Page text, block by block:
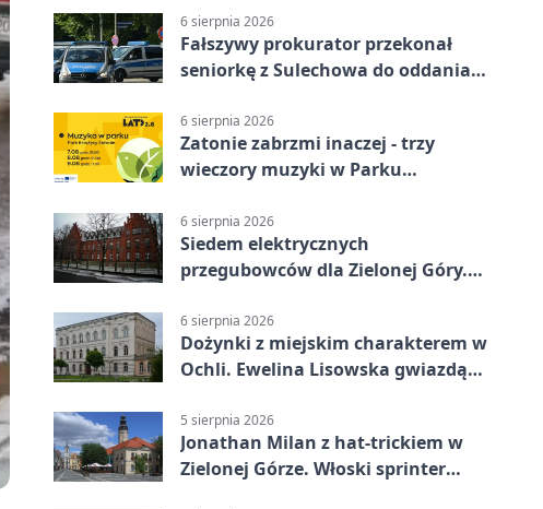
6 sierpnia 2026
Fałszywy prokurator przekonał
seniorkę z Sulechowa do oddania
6 sierpnia 2026
Zatonie zabrzmi inaczej - trzy
wieczory muzyki w Parku
6 sierpnia 2026
Siedem elektrycznych
przegubowców dla Zielonej Góry.
6 sierpnia 2026
Dożynki z miejskim charakterem w
Ochli. Ewelina Lisowska gwiazdą
5 sierpnia 2026
Jonathan Milan z hat-trickiem w
Zielonej Górze. Włoski sprinter